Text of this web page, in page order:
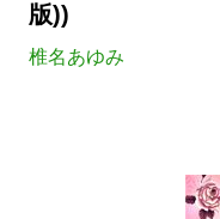
版))
椎名あゆみ